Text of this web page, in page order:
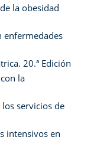
la obesidad
enfermedades
20.ª Edición
la
servicios de
intensivos en